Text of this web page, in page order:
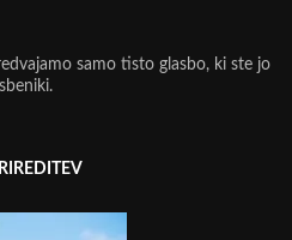
samo tisto glasbo, ki ste jo